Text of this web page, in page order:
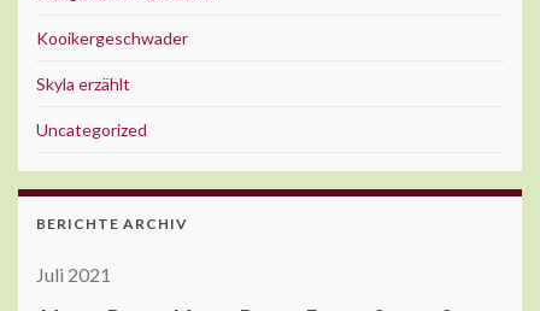
Kooikergeschwader
Skyla erzählt
Uncategorized
BERICHTE ARCHIV
Juli 2021